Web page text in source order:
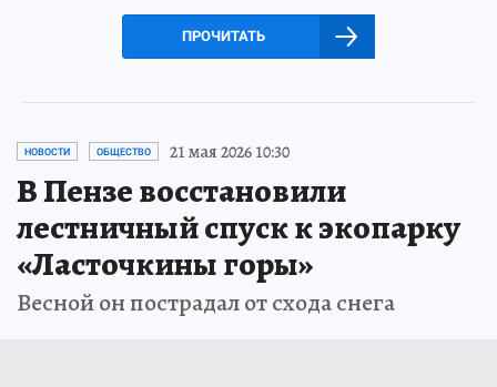
ПРОЧИТАТЬ
НОВОСТИ ОБЩЕСТВО 21 мая 2026 10:30
В Пензе восстановили
лестничный спуск к экопарку
«Ласточкины горы»
Весной он пострадал от схода снега